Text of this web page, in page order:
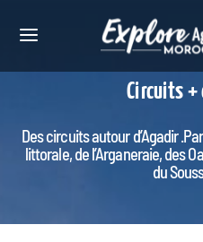
Circuits +
Des circuits autour d’Agadir
littorale, de l’Arganeraie, des
du